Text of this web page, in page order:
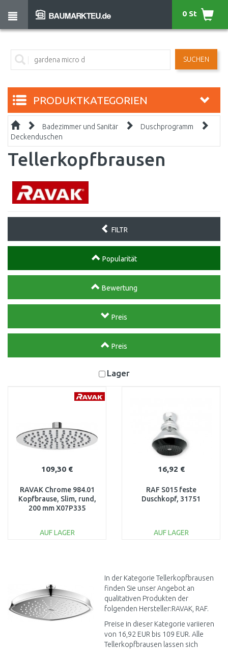
SUCHEN
0 St
PRODUKTKATEGORIEN
Badezimmer und Sanitär
Duschprogramm
Deckenduschen
Tellerkopfbrausen
FILTR
Popularität
Bewertung
Preis
Preis
Lager
109,30 €
RAVAK Chrome 984.01
Kopfbrause, Slim, rund,
200 mm X07P335
AUF LAGER
16,92 €
RAF S015 feste
Duschkopf, 31751
AUF LAGER
Vergleichen
In der Kategorie Tellerkopfbrausen
finden Sie unser Angebot an
qualitativen Produkten der
folgenden Hersteller:RAVAK, RAF.
Preise in dieser Kategorie variieren
von 16,92 EUR bis 109 EUR. Alle
Tellerkopfbrausen lassen sich